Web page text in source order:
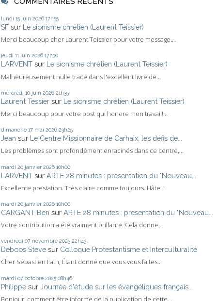
lundi 15 juin 2026 17h55
SF sur Le sionisme chrétien (Laurent Teissier)
Merci beaucoup cher Laurent Teissier pour votre message....
jeudi 11 juin 2026 17h30
LARVENT sur Le sionisme chrétien (Laurent Teissier)
Malheureusement nulle trace dans l'excellent livre de...
mercredi 10 juin 2026 21h35
Laurent Tessier sur Le sionisme chrétien (Laurent Teissier)
Merci beaucoup pour votre post qui honore mon travail!...
dimanche 17 mai 2026 23h25
Jean sur Le Centre Missionnaire de Carhaix, les défis de...
Les problèmes sont profondément enracinés dans ce centre,...
mardi 20 janvier 2026 10h00
LARVENT sur ARTE 28 minutes : présentation du "Nouveau...
Excellente prestation. Très claire comme toujours. Hâte...
mardi 20 janvier 2026 10h00
CARGANT Ben sur ARTE 28 minutes : présentation du "Nouveau...
Votre contribution a été vraiment brillante. Cela donne...
vendredi 07 novembre 2025 22h45
Deboos Steve sur Colloque Protestantisme et Interculturalité
Cher Sébastien Fath, Étant donné que vous vous faites...
mardi 07 octobre 2025 08h46
Philippe sur Journée d'étude sur les évangéliques français...
Bonjour, comment être informé de la publication de cette...